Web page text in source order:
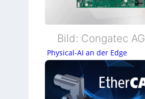
Bild: Congatec AG
Physical-AI an der Edge